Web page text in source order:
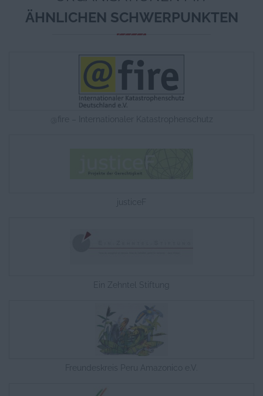
ÄHNLICHEN SCHWERPUNKTEN
@fire – Internationaler Katastrophenschutz
Ein Zehntel Stiftung
Freundeskreis Peru Amazonico e.V.